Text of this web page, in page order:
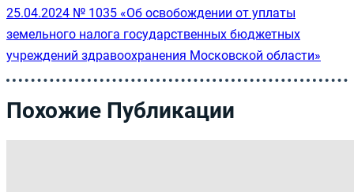
25.04.2024 № 1035 «Об освобождении от уплаты
земельного налога государственных бюджетных
учреждений здравоохранения Московской области»
Похожие Публикации